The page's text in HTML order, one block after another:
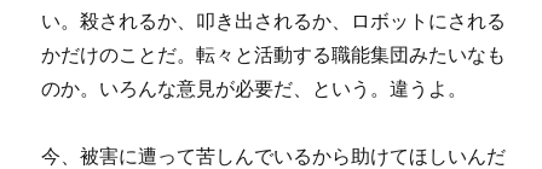
い。殺されるか、叩き出されるか、ロボットにされる
かだけのことだ。転々と活動する職能集団みたいなも
のか。いろんな意見が必要だ、という。違うよ。
今、被害に遭って苦しんでいるから助けてほしいんだ